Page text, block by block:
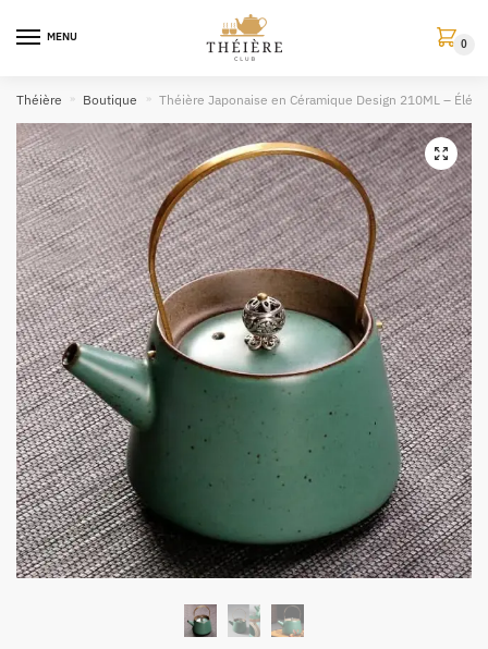
MENU
0
Théière » Boutique Théière Japonaise en Céramique Design 210ML –
🔍